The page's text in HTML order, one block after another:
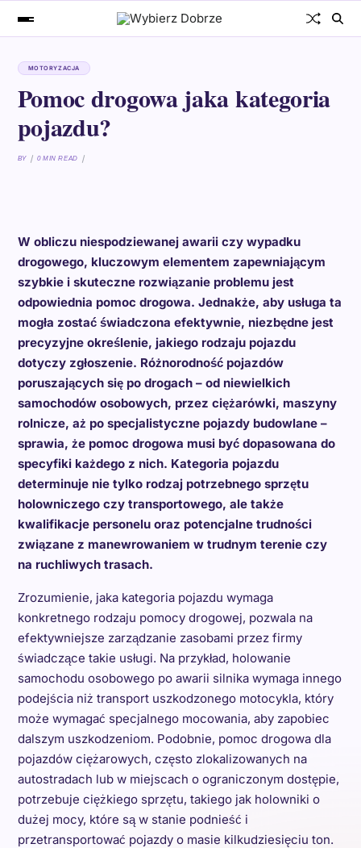
MOTORYZACJA
Pomoc drogowa jaka kategoria
pojazdu?
BY 0 MIN READ
W obliczu niespodziewanej awarii czy wypadku
drogowego, kluczowym elementem zapewniającym
szybkie i skuteczne rozwiązanie problemu jest
odpowiednia pomoc drogowa. Jednakże, aby usługa ta
mogła zostać świadczona efektywnie, niezbędne jest
precyzyjne określenie, jakiego rodzaju pojazdu
dotyczy zgłoszenie. Różnorodność pojazdów
poruszających się po drogach – od niewielkich
samochodów osobowych, przez ciężarówki, maszyny
rolnicze, aż po specjalistyczne pojazdy budowlane –
sprawia, że pomoc drogowa musi być dopasowana do
specyfiki każdego z nich. Kategoria pojazdu
determinuje nie tylko rodzaj potrzebnego sprzętu
holowniczego czy transportowego, ale także
kwalifikacje personelu oraz potencjalne trudności
związane z manewrowaniem w trudnym terenie czy
na ruchliwych trasach.
Zrozumienie, jaka kategoria pojazdu wymaga
konkretnego rodzaju pomocy drogowej, pozwala na
efektywniejsze zarządzanie zasobami przez firmy
świadczące takie usługi. Na przykład, holowanie
samochodu osobowego po awarii silnika wymaga innego
podejścia niż transport uszkodzonego motocykla, który
może wymagać specjalnego mocowania, aby zapobiec
dalszym uszkodzeniom. Podobnie, pomoc drogowa dla
pojazdów ciężarowych, często zlokalizowanych na
autostradach lub w miejscach o ograniczonym dostępie,
potrzebuje ciężkiego sprzętu, takiego jak holowniki o
dużej mocy, które są w stanie podnieść i
przetransportować pojazdy o masie kilkudziesięciu ton.